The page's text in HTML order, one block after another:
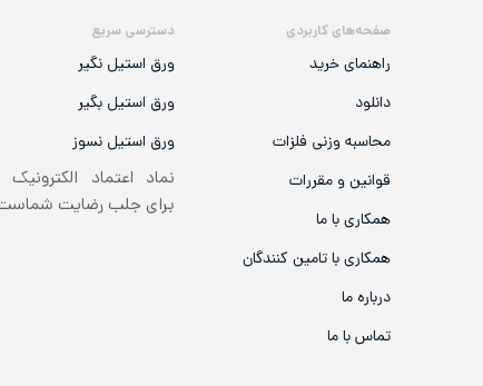
صفحه‌های کاربردی
راهنمای خرید
دانلود
محاسبه وزنی فلزات
قوانین و مقررات
همکاری با ما
همکاری با تامین کنندگان
درباره ما
تماس با ما
دسترسی سریع
ورق استیل نگیر
ورق استیل بگیر
ورق استیل نسوز
نماد اعتماد الکترونیک
برای جلب رضایت